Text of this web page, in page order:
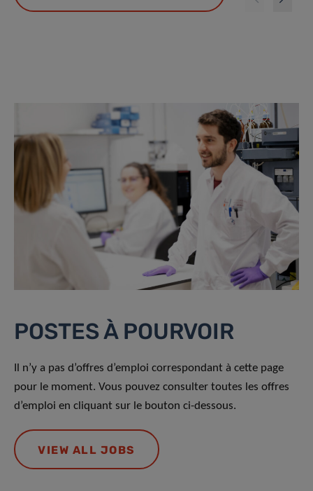
POSTES À POURVOIR
Il n’y a pas d’offres d’emploi correspondant à cette page
pour le moment. Vous pouvez consulter toutes les offres
d’emploi en cliquant sur le bouton ci-dessous.
VIEW ALL JOBS